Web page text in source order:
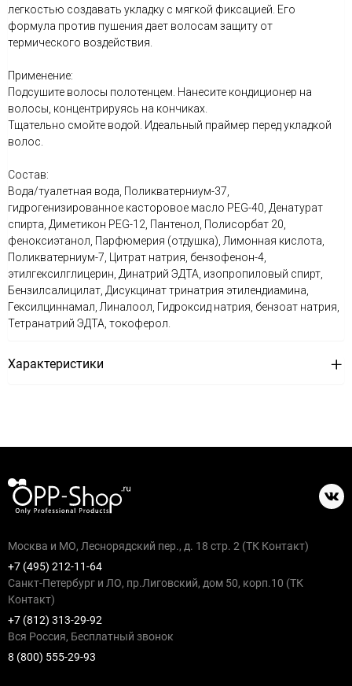
легкостью создавать укладку с мягкой фиксацией. Его
формула против пушения дает волосам защиту от
термического воздействия.
Применение:
Подсушите волосы полотенцем. Нанесите кондиционер на
волосы, концентрируясь на кончиках.
Тщательно смойте водой. Идеальный праймер перед укладкой
волос.
Состав:
Вода/туалетная вода, Поликватерниум-37,
гидрогенизированное касторовое масло PEG-40, Денатурат
спирта, Диметикон PEG-12, Пантенол, Полисорбат 20,
феноксиэтанол, Парфюмерия (отдушка), Лимонная кислота,
Поликватерниум-7, Цитрат натрия, бензофенон-4,
этилгексилглицерин, Динатрий ЭДТА, изопропиловый спирт,
Бензилсалицилат, Дисукцинат тринатрия этилендиамина,
Гексилциннамал, Линалоол, Гидроксид натрия, бензоат натрия,
Тетранатрий ЭДТА, токоферол.
Характеристики
Москва и МО, Леснорядский пер., д. 18 стр. 2 (ТК Контакт)
+7 (495) 212-11-64
Санкт-Петербург и ЛО, пр.Лиговский, дом 50, корп.10 (ТК
Контакт)
+7 (812) 313-29-92
Вся Россия, Бесплатный звонок
8 (800) 555-29-93